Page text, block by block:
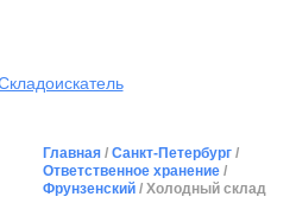
Главная / Санкт-Петербург /
Ответственное хранение /
Фрунзенский / Холодный склад